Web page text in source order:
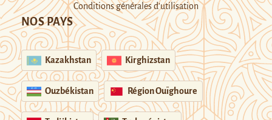
Conditions générales d’utilisation
NOS PAYS
Kazakhstan Kirghizstan
Ouzbékistan Région Ouïghoure